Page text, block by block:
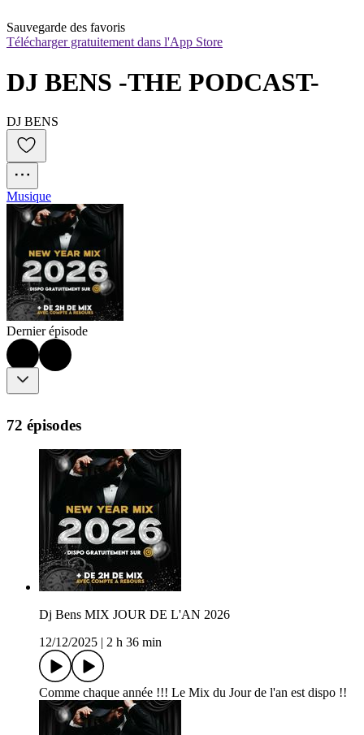
Sauvegarde des favoris
Télécharger gratuitement dans l'App Store
DJ BENS -THE PODCAST-
DJ BENS
Musique
Dernier épisode
72 épisodes
Dj Bens MIX JOUR DE L'AN 2026
12/12/2025
2 h 36 min
Comme chaque année !!! Le Mix du Jour de l'an est dispo !!